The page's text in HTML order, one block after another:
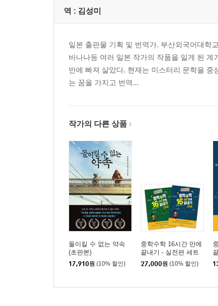
역 : 김성미
일본 출판물 기획 및 번역가. 부산외국어대학
바나나등 여러 일본 작가의 작품을 일게 된
반에 빠져 살았다. 현재는 미스터리 문학을
는 꿈을 가지고 번역...
작가의 다른 상품
돌이킬 수 없는 약속
(초판본)
17,910원 (10% 할인)
중학수학 16시간 만에
끝내기 - 실전편 세트
27,000원 (10% 할인)